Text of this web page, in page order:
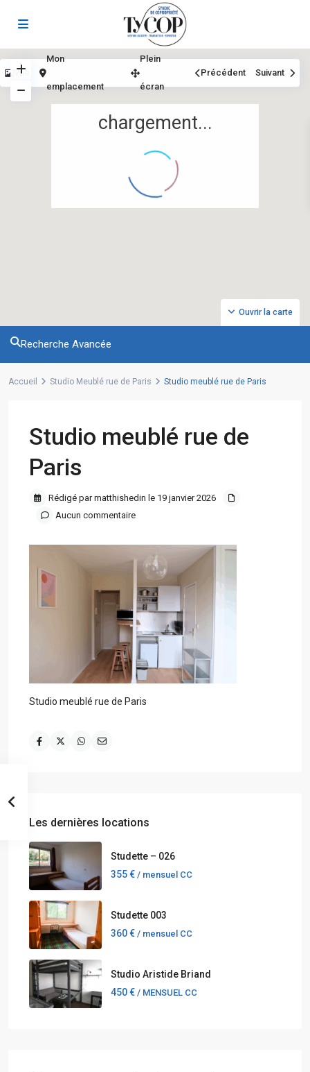
chargement...
Ouvrir la carte
Vue
Mon
emplacement
Plein
écran
Précédent Suivant
Recherche Avancée
Accueil Studio Meublé rue de Paris Studio meublé rue de Paris
Studio meublé rue de
Paris
Rédigé par matthishedin le 19 janvier 2026
Aucun commentaire
Studio meublé rue de Paris
Les dernières locations
Studette – 026
355 € / mensuel CC
Studette 003
360 € / mensuel CC
Studio Aristide Briand
450 € / MENSUEL CC